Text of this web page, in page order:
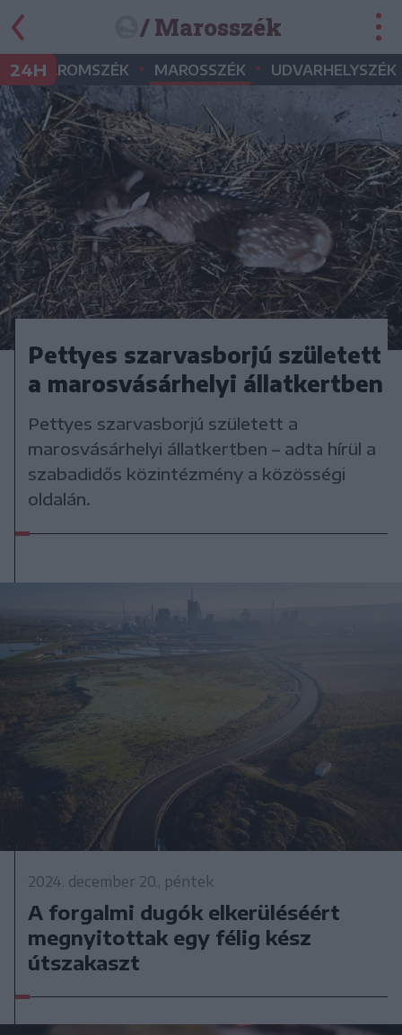
/ Marosszék
24H
• HÁROMSZÉK • MAROSSZÉK • UDVARHELYSZÉK
Pettyes szarvasborjú született
a marosvásárhelyi állatkertben
Pettyes szarvasborjú született a
marosvásárhelyi állatkertben – adta hírül a
szabadidős közintézmény a közösségi
oldalán.
2024. december 20., péntek
A forgalmi dugók elkerüléséért
megnyitottak egy félig kész
útszakaszt